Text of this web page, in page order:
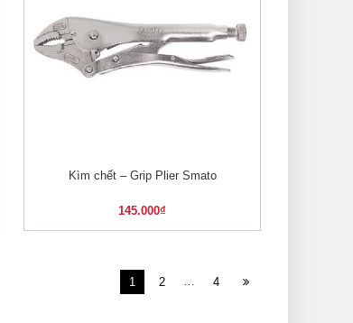
XEM NHANH
Kìm chết – Grip Plier Smato
145.000₫
1 2 … 4